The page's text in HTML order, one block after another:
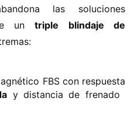
las soluciones
un ​triple blindaje de
FBS con respuesta
​ y distancia de frenado ​